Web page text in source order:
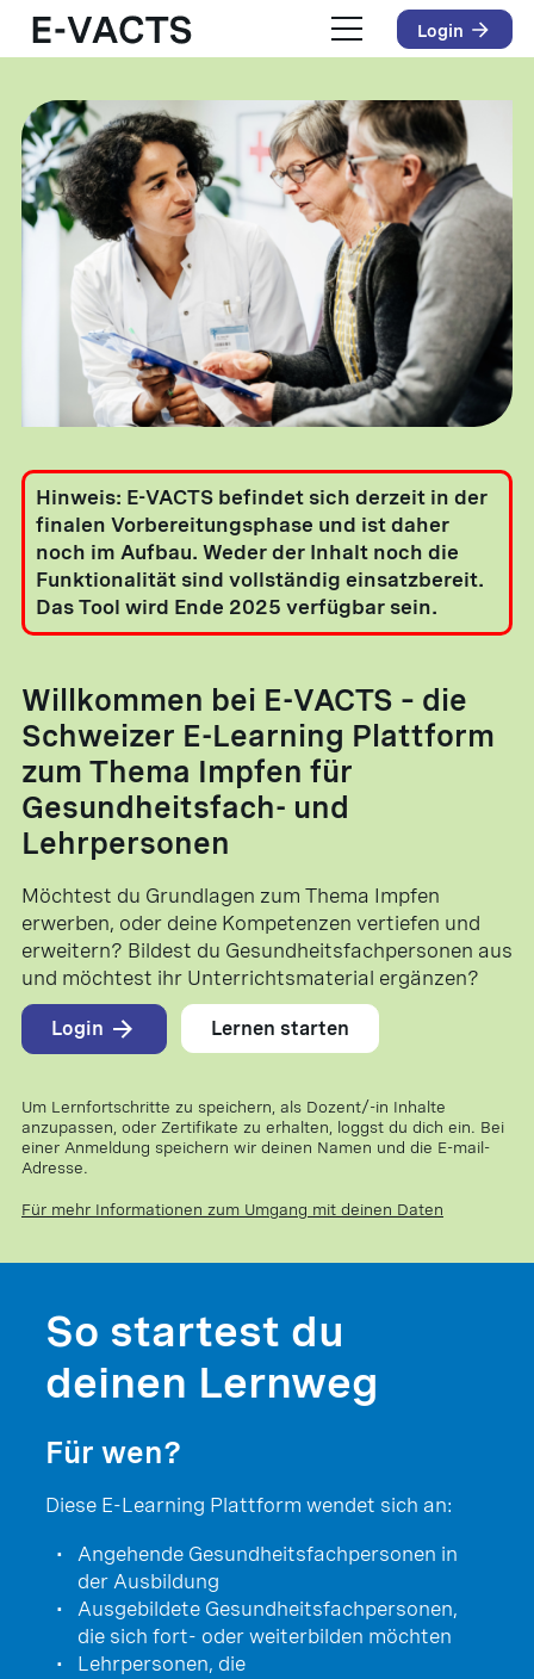
Login
Hinweis: E-VACTS befindet sich derzeit in der
finalen Vorbereitungsphase und ist daher
noch im Aufbau. Weder der Inhalt noch die
Funktionalität sind vollständig einsatzbereit.
Das Tool wird Ende 2025 verfügbar sein.
Willkommen bei E-VACTS – die
Schweizer E-Learning Plattform
zum Thema Impfen für
Gesundheitsfach- und
Lehrpersonen
Möchtest du Grundlagen zum Thema Impfen
erwerben, oder deine Kompetenzen vertiefen und
erweitern? Bildest du Gesundheitsfachpersonen aus
und möchtest ihr Unterrichtsmaterial ergänzen?
Login Lernen starten
Um Lernfortschritte zu speichern, als Dozent/-in Inhalte
anzupassen, oder Zertifikate zu erhalten, loggst du dich ein. Bei
einer Anmeldung speichern wir deinen Namen und die E-mail-
Adresse.
Für mehr Informationen zum Umgang mit deinen Daten
So startest du
deinen Lernweg
Für wen?
Diese E-Learning Plattform wendet sich an:
Angehende Gesundheitsfachpersonen in
der Ausbildung
Ausgebildete Gesundheitsfachpersonen,
die sich fort- oder weiterbilden möchten
Lehrpersonen, die